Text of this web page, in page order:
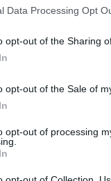
Data Processing Opt
opt-out of the Sharing
opt-out of the Sale of
opt-out of processing
επιστημονική
η ενημέρωση και η